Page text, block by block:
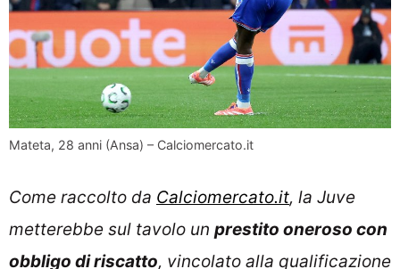
Mateta, 28 anni (Ansa) – Calciomercato.it
Come raccolto da Calciomercato.it, la Juve
metterebbe sul tavolo un prestito oneroso con
obbligo di riscatto, vincolato alla qualificazione